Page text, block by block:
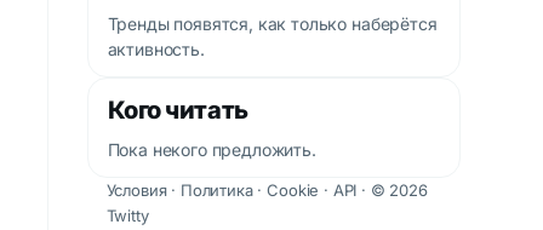
Тренды появятся, как только наберётся
активность.
Кого читать
Пока некого предложить.
Условия· Политика·Cookie · API · © 2026
Twitty